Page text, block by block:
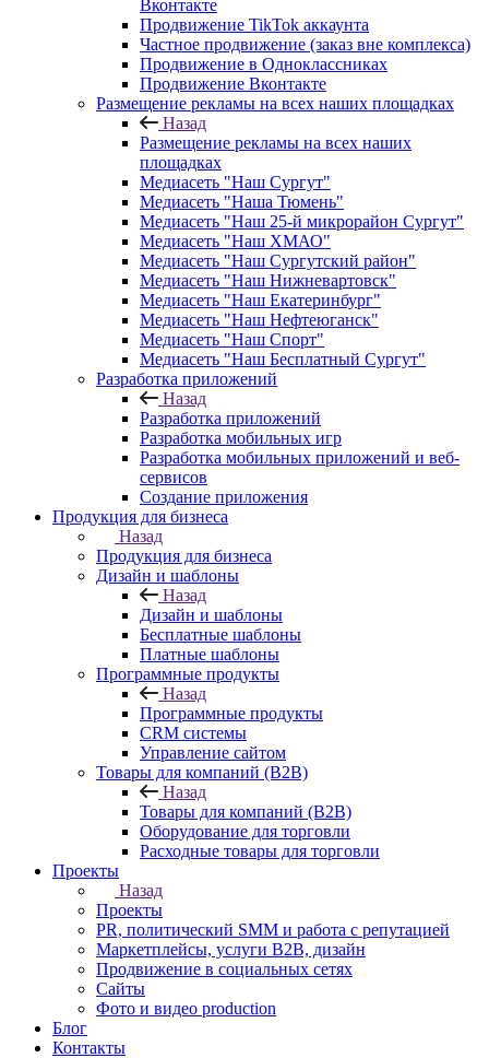
Вконтакте
Продвижение TikTok аккаунта
Частное продвижение (заказ вне комплекса)
Продвижение в Одноклассниках
Продвижение Вконтакте
Размещение рекламы на всех наших площадках
Назад
Размещение рекламы на всех наших
площадках
Медиасеть "Наш Сургут"
Медиасеть "Наша Тюмень"
Медиасеть "Наш 25-й микрорайон Сургут"
Медиасеть "Наш ХМАО"
Медиасеть "Наш Сургутский район"
Медиасеть "Наш Нижневартовск"
Медиасеть "Наш Екатеринбург"
Медиасеть "Наш Нефтеюганск"
Медиасеть "Наш Спорт"
Медиасеть "Наш Бесплатный Сургут"
Разработка приложений
Назад
Разработка приложений
Разработка мобильных игр
Разработка мобильных приложений и веб-
сервисов
Создание приложения
Продукция для бизнеса
Назад
Продукция для бизнеса
Дизайн и шаблоны
Назад
Дизайн и шаблоны
Бесплатные шаблоны
Платные шаблоны
Программные продукты
Назад
Программные продукты
CRM системы
Управление сайтом
Товары для компаний (B2B)
Назад
Товары для компаний (B2B)
Оборудование для торговли
Расходные товары для торговли
Проекты
Назад
Проекты
PR, политический SMM и работа с репутацией
Маркетплейсы, услуги B2B, дизайн
Продвижение в социальных сетях
Сайты
Фото и видео production
Блог
Контакты